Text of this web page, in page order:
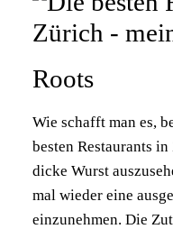
Roots
Wie schafft man es,
besten Restaurants
dicke Wurst
mal wieder eine
einzunehmen. Die